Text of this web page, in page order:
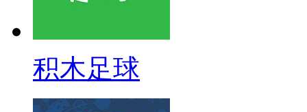
积木足球